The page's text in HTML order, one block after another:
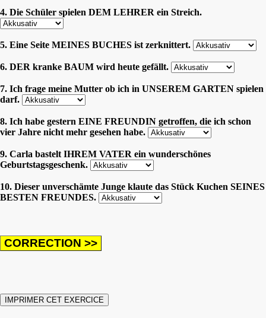
4. Die Schüler spielen DEM LEHRER ein Streich.
5. Eine Seite MEINES BUCHES ist zerknittert.
6. DER kranke BAUM wird heute gefällt.
7. Ich frage meine Mutter ob ich in UNSEREM GARTEN spielen
darf.
8. Ich habe gestern EINE FREUNDIN getroffen, die ich schon
vier Jahre nicht mehr gesehen habe.
9. Carla bastelt IHREM VATER ein wunderschönes
Geburtstagsgeschenk.
10. Dieser unverschämte Junge klaute das Stück Kuchen SEINES
BESTEN FREUNDES.